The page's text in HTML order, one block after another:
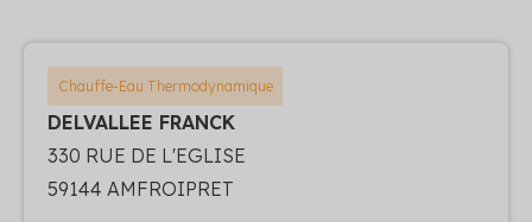
Chauffe-Eau Thermodynamique
DELVALLEE FRANCK
330 RUE DE L'EGLISE
59144 AMFROIPRET